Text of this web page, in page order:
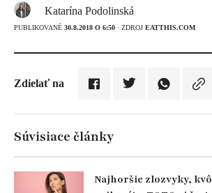
Katarína Podolinská
PUBLIKOVANÉ 30.8.2018 O 6:50 · ZDROJ EATTHIS.COM
Zdielať na
Súvisiace články
Najhoršie zlozvyky,